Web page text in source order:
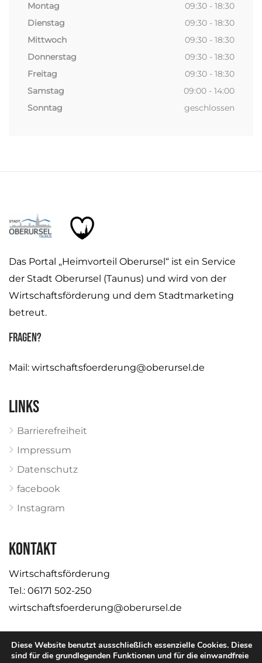
Montag
09:30 - 18:30
Dienstag
09:30 - 18:30
Mittwoch
09:30 - 18:30
Donnerstag
09:30 - 18:30
Freitag
09:30 - 18:30
Samstag
09:00 - 14:00
Sonntag
geschlossen
Das Portal „Heimvorteil Oberursel“ ist ein Service
der Stadt Oberursel (Taunus) und wird von der
Wirtschaftsförderung und dem Stadtmarketing
betreut.
Fragen?
Mail: wirtschaftsfoerderung@oberursel.de
Links
Barrierefreiheit
Impressum
Datenschutz
facebook
Instagram
KONTAKT
Wirtschaftsförderung
Tel.: 06171 502-250
wirtschaftsfoerderung@oberursel.de
Diese Website benutzt ausschließlich essenzielle Cookies. Diese
sind für die grundlegenden Funktionen und für die einwandfreie